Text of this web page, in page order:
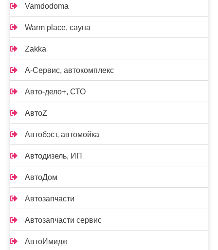
Vamdodoma
Warm place, сауна
Zakka
А-Сервис, автокомплекс
Авто-дело+, СТО
АвтоZ
Автобэст, автомойка
Автодизель, ИП
АвтоДом
Автозапчасти
Автозапчасти сервис
АвтоИмидж